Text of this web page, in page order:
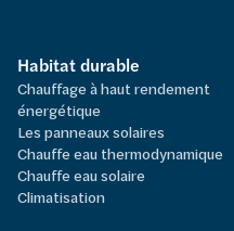
Habitat durable
Chauffage à haut rendement
énergétique
Les panneaux solaires
Chauffe eau thermodynamique
Chauffe eau solaire
Climatisation